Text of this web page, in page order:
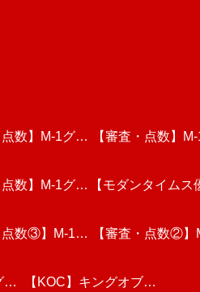
点数】M-1グラ
・三回戦動
ての個人的な
感想
【審査・点数】
ンプリ2024・一
画を視聴しての個
感想
点数】M-1グラ
・一回戦(前
視聴しての個
【モダンタイムス
G-1崖っぷちNo.1
プリを視聴した感
点数③】M-1グ
2022・三回戦
【審査・点数②】
ランプリ2022・
ラ 【KOC】キングオブコ